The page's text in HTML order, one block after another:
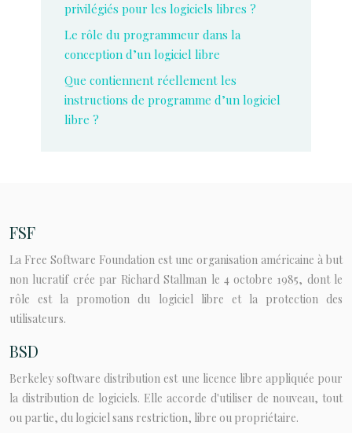
privilégiés pour les logiciels libres ?
Le rôle du programmeur dans la
conception d’un logiciel libre
Que contiennent réellement les
instructions de programme d’un logiciel
libre ?
FSF
La Free Software Foundation est une organisation américaine à but
non lucratif crée par Richard Stallman le 4 octobre 1985, dont le
rôle est la promotion du logiciel libre et la protection des
utilisateurs.
BSD
Berkeley software distribution est une licence libre appliquée pour
la distribution de logiciels. Elle accorde d'utiliser de nouveau, tout
ou partie, du logiciel sans restriction, libre ou propriétaire.